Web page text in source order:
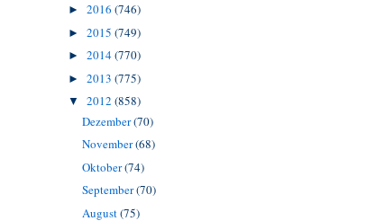
► 2016 (746)
► 2015 (749)
► 2014(770)
► 2013 (775)
▼ 2012 (858)
Dezember(70)
November(68)
Oktober(74)
September(70)
August(75)